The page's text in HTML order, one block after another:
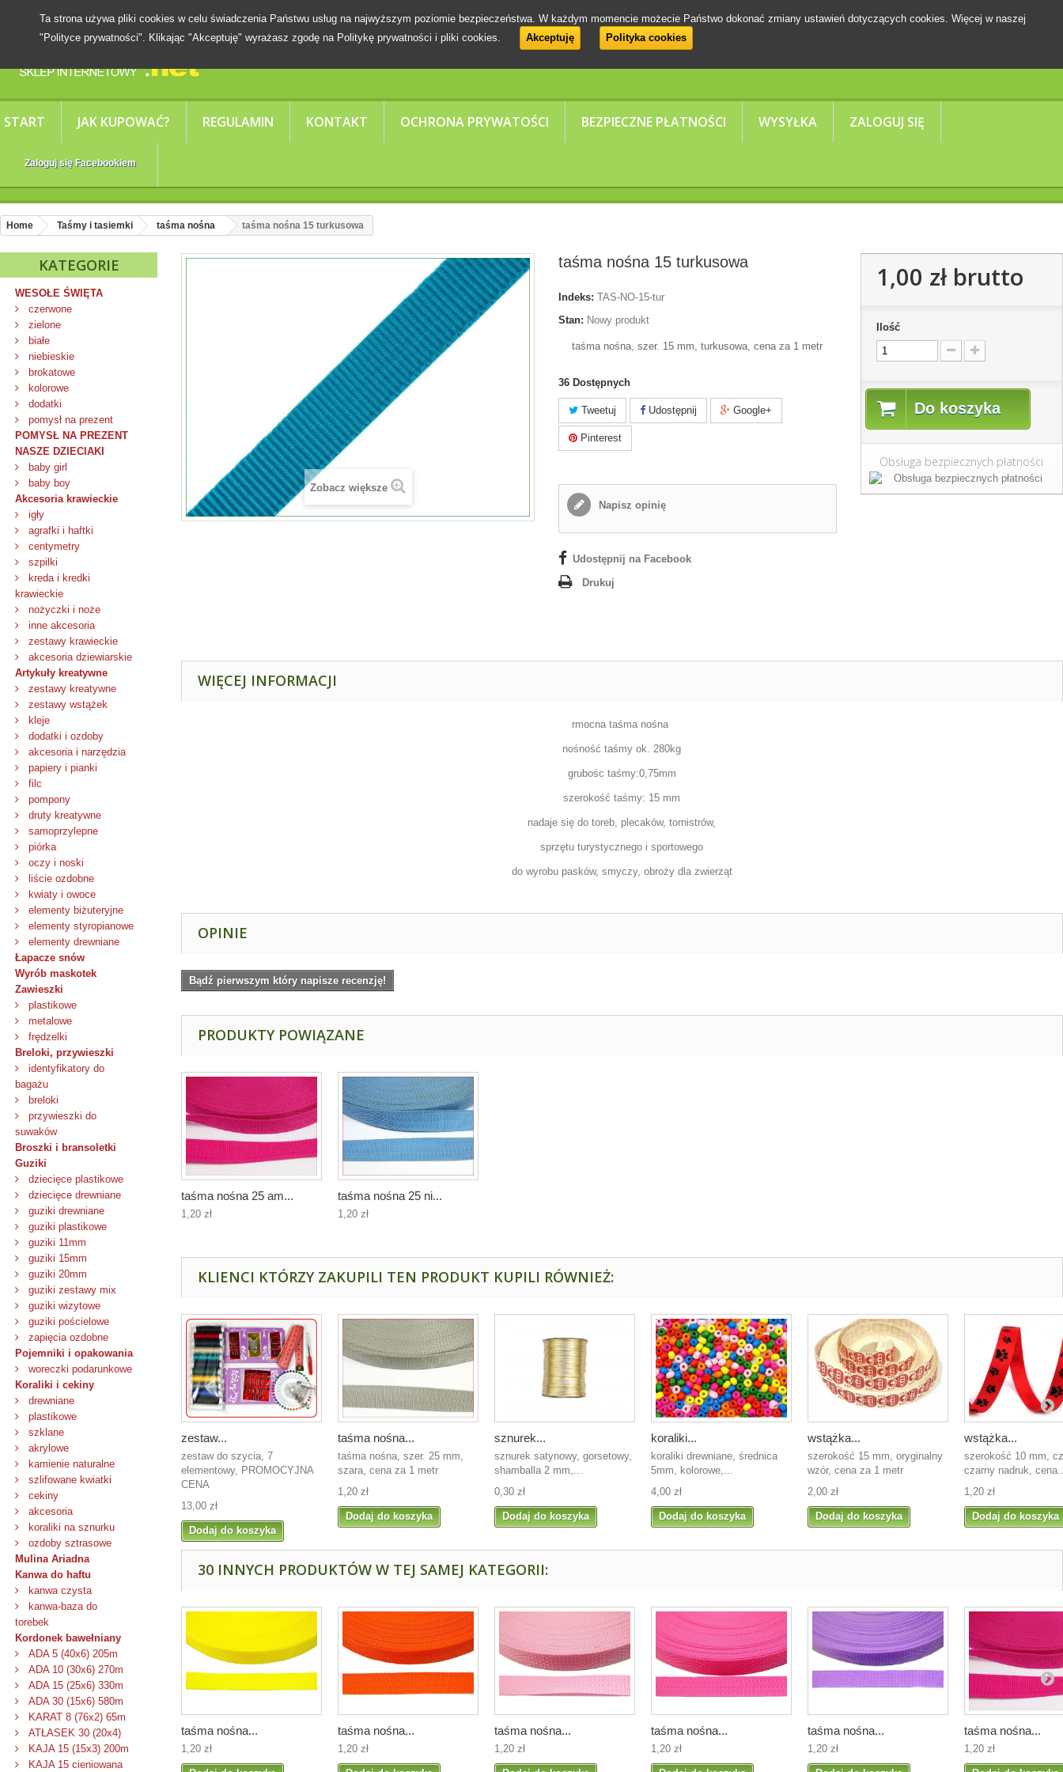
START JAK KUPOWAĆ? REGULAMIN KONTAKT OCHRONA PRYWATOŚCI BEZPIECZNE PŁATNOŚCI WYSYŁKA ZALOGUJ SIĘ
Zaloguj się Facebookiem
Ta strona używa pliki cookies w celu świadczenia Państwu usług na najwyższym poziomie bezpieczeństwa. W każdym momencie możecie Państwo dokonać zmiany ustawień dotyczących cookies. Więcej w naszej
"Polityce prywatności". Klikając "Akceptuję" wyrażasz zgodę na Politykę prywatności i pliki cookies.
Akceptuję Polityka cookies
Home Taśmy i tasiemki taśma nośna taśma nośna 15 turkusowa
KATEGORIE
WESOŁE ŚWIĘTA
czerwone
zielone
białe
niebieskie
brokatowe
kolorowe
dodatki
pomysł na prezent
POMYSŁ NA PREZENT
NASZE DZIECIAKI
baby girl
baby boy
Akcesoria krawieckie
igły
agrafki i haftki
centymetry
szpilki
kreda i kredki
krawieckie
nożyczki i noże
inne akcesoria
zestawy krawieckie
akcesoria dziewiarskie
Artykuły kreatywne
zestawy kreatywne
zestawy wstążek
kleje
dodatki i ozdoby
akcesoria i narzędzia
papiery i pianki
filc
pompony
druty kreatywne
samoprzylepne
piórka
oczy i noski
liście ozdobne
kwiaty i owoce
elementy biżuteryjne
elementy styropianowe
elementy drewniane
Łapacze snów
Wyrób maskotek
Zawieszki
plastikowe
metalowe
frędzelki
Breloki, przywieszki
identyfikatory do
bagażu
breloki
przywieszki do
suwaków
Broszki i bransoletki
Guziki
dziecięce plastikowe
dziecięce drewniane
guziki drewniane
guziki plastikowe
guziki 11mm
guziki 15mm
guziki 20mm
guziki zestawy mix
guziki wizytowe
guziki pościelowe
zapięcia ozdobne
Pojemniki i opakowania
woreczki podarunkowe
Koraliki i cekiny
drewniane
plastikowe
szklane
akrylowe
kamienie naturalne
szlifowane kwiatki
cekiny
akcesoria
koraliki na sznurku
ozdoby sztrasowe
Mulina Ariadna
Kanwa do haftu
kanwa czysta
kanwa-baza do
torebek
Kordonek bawełniany
ADA 5 (40x6) 205m
ADA 10 (30x6) 270m
ADA 15 (25x6) 330m
ADA 30 (15x6) 580m
KARAT 8 (76x2) 65m
ATŁASEK 30 (20x4)
KAJA 15 (15x3) 200m
KAJA 15 cieniowana
Zobacz większe
taśma nośna 15 turkusowa
Indeks: TAS-NO-15-tur
Stan: Nowy produkt
taśma nośna, szer. 15 mm, turkusowa, cena za 1 metr
36 Dostępnych
Tweetuj Udostępnij Google+
Pinterest
Napisz opinię
Udostępnij na Facebook
Drukuj
1,00 złbrutto
Ilość
Do koszyka
Obsługa bezpiecznych płatności
WIĘCEJ INFORMACJI
rmocna taśma nośna
nośność taśmy ok. 280kg
grubośc taśmy:0,75mm
szerokość taśmy: 15 mm
nadaje się do toreb, plecaków, tornistrów,
sprzętu turystycznego i sportowego
do wyrobu pasków, smyczy, obroży dla zwierząt
OPINIE
Bądź pierwszym który napisze recenzję!
PRODUKTY POWIĄZANE
taśma nośna 25 am...
1,20 zł
taśma nośna 25 ni...
1,20 zł
KLIENCI KTÓRZY ZAKUPILI TEN PRODUKT KUPILI RÓWNIEŻ:
zestaw...
zestaw do szycia, 7
elementowy, PROMOCYJNA
CENA
13,00 zł
Dodaj do koszyka
taśma nośna...
taśma nośna, szer. 25 mm,
szara, cena za 1 metr
1,20 zł
Dodaj do koszyka
sznurek...
sznurek satynowy, gorsetowy,
shamballa 2 mm,...
0,30 zł
Dodaj do koszyka
koraliki...
koraliki drewniane, średnica
5mm, kolorowe,...
4,00 zł
Dodaj do koszyka
wstążka...
szerokość 15 mm, oryginalny
wzór, cena za 1 metr
2,00 zł
Dodaj do koszyka
wstążka...
szerokość 10 mm,
czarny nadruk,
1,20 zł
Dodaj do koszyka
30 INNYCH PRODUKTÓW W TEJ SAMEJ KATEGORII:
taśma nośna...
1,20 zł
taśma nośna...
1,20 zł
taśma nośna...
1,20 zł
taśma nośna...
1,20 zł
taśma nośna...
1,20 zł
taśma nośna...
1,20 zł